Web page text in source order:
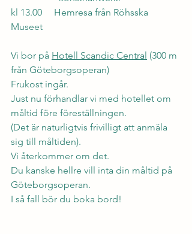
kl 13.00     Hemresa från Röhsska
Museet
Vi bor på Hotell Scandic Central (300 m
från Göteborgsoperan)
Frukost ingår.
Just nu förhandlar vi med hotellet om
måltid före föreställningen.
(Det är naturligtvis frivilligt att anmäla
sig till måltiden).
Vi återkommer om det.
Du kanske hellre vill inta din måltid på
Göteborgsoperan.
I så fall bör du boka bord!